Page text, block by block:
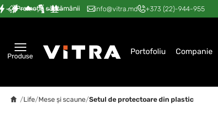
Promoția săptămânii
— — — — — info@vitra.md +373 (22)-944-955
Produse Portofoliu Companie
/Life/Mese și scaune/Setul de protectoare din plastic